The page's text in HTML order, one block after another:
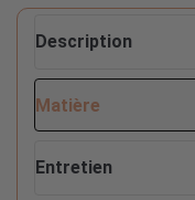
Matière
Description
Entretien